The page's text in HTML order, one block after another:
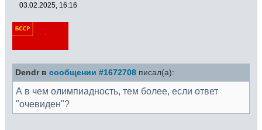
03.02.2025, 16:16
Dendr в сообщении #1672708 писал(а):
А в чем олимпиадность, тем более, если ответ
"очевиден"?